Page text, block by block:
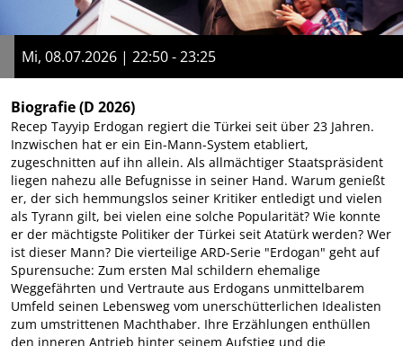
Mi, 08.07.2026 | 22:50 - 23:25
Biografie(D 2026)
Recep Tayyip Erdogan regiert die Türkei seit über 23 Jahren.
Inzwischen hat er ein Ein-Mann-System etabliert,
zugeschnitten auf ihn allein. Als allmächtiger Staatspräsident
liegen nahezu alle Befugnisse in seiner Hand. Warum genießt
er, der sich hemmungslos seiner Kritiker entledigt und vielen
als Tyrann gilt, bei vielen eine solche Popularität? Wie konnte
er der mächtigste Politiker der Türkei seit Atatürk werden? Wer
ist dieser Mann? Die vierteilige ARD-Serie "Erdogan" geht auf
Spurensuche: Zum ersten Mal schildern ehemalige
Weggefährten und Vertraute aus Erdogans unmittelbarem
Umfeld seinen Lebensweg vom unerschütterlichen Idealisten
zum umstrittenen Machthaber. Ihre Erzählungen enthüllen
den inneren Antrieb hinter seinem Aufstieg und die